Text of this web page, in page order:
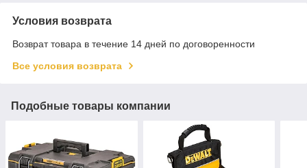
Условия возврата
Возврат товара в течение 14 дней по договоренности
Все условия возврата
Подобные товары компании